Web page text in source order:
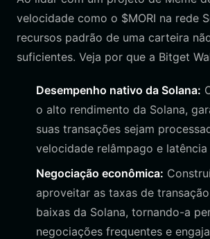
velocidade como o $MORI na rede
recursos padrão de uma carteira
suficientes. Veja por que a Bitget
Desempenho nativo da Solana:
o alto rendimento da Solana,
suas transações sejam
velocidade relâmpago e latência
Negociação econômica:
aproveitar as taxas de
baixas da Solana, tornando-a
negociações frequentes e